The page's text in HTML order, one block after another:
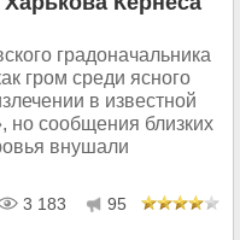
градоначальника
гром среди ясного
в известной
но сообщения близких
внушали
3 183 95